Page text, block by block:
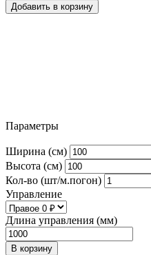
Добавить в корзину
Параметры
Ширина (см)
Высота (см)
Кол-во (шт/м.погон)
Управление
Длина управления (мм)
В корзину